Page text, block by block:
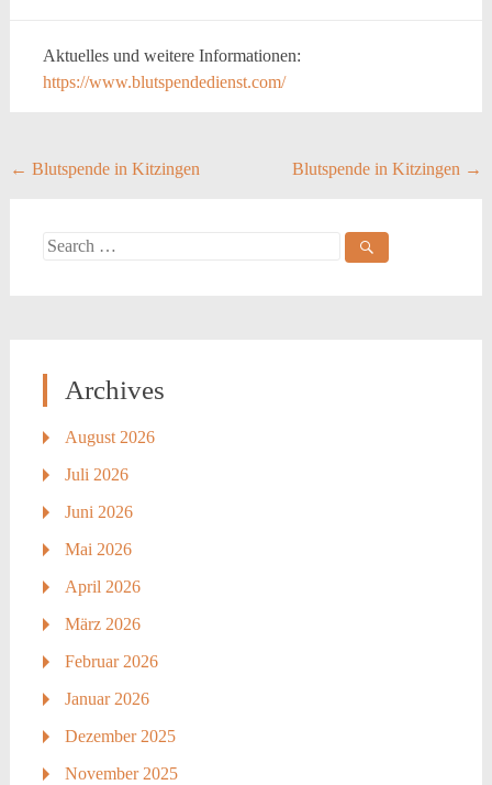
Aktuelles und weitere Informationen:
https://www.blutspendedienst.com/
Post
← Blutspende in Kitzingen Blutspende in Kitzingen →
Search
Archives
August 2026
Juli 2026
Juni 2026
Mai 2026
April 2026
März 2026
Februar 2026
Januar 2026
Dezember 2025
November 2025